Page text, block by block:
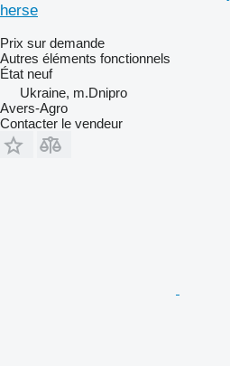
herse
Prix sur demande
Autres éléments fonctionnels
État neuf
Ukraine, m.Dnipro
Avers-Agro
Contacter le vendeur